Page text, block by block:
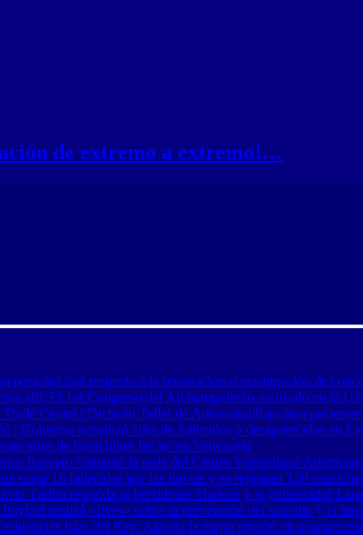
de extremo a extremo!…
con respecto a la renovación o reasignación de
allí: El 1er Congreso del Ají margariteño realizado en la
Center | Dictarán Taller de Automaquillaje para
| Gobierno actualizó cifra de fallecidos y desaparecidos en
años de buen blues hecho en Venezuela
Romero visitaron la sede del Centro Venezolano
suma 18 fallecidos por las lluvias y se registran 120
Táriba respalda al Presidente Maduro y al gobernador
realizó «lives» sobre la prevención del suicidio y el
Islas del Rey: Alquila la mejor opción en